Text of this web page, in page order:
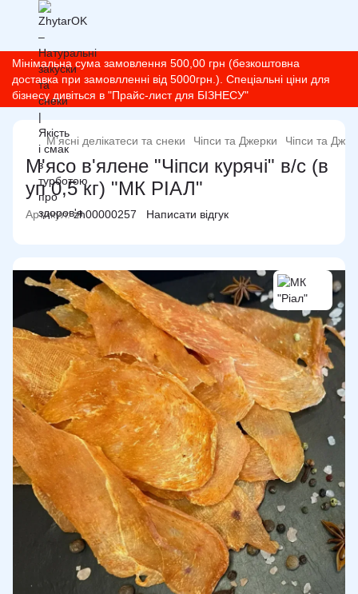
Мінімальна сума замовлення 500,00 грн (безкоштовна
доставка при замовлленні від 5000грн.). Спеціальні ціни для
бізнесу дивіться в "Прайс-лист для БІЗНЕСУ"
М’ясні делікатеси та снеки Чіпси та Джерки Чіпси та
М'ясо в'ялене "Чіпси курячі" в/с (в
уп 0,5 кг) "МК РІАЛ"
Артикул:zh00000257 Написати відгук